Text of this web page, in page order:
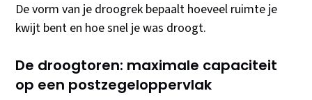
De vorm van je droogrek bepaalt hoeveel ruimte je
kwijt bent en hoe snel je was droogt.
De droogtoren: maximale capaciteit
op een postzegeloppervlak